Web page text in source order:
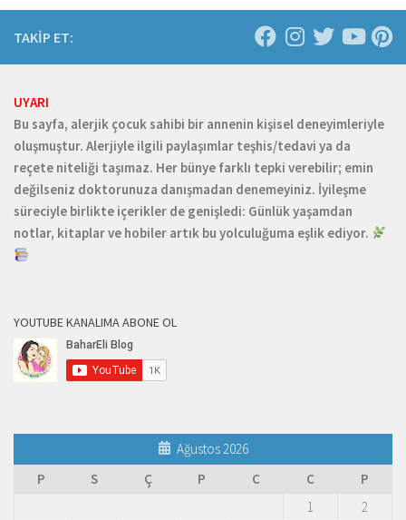
TAKİP ET:
UYARI
Bu sayfa, alerjik çocuk sahibi bir annenin kişisel deneyimleriyle
oluşmuştur. Alerjiyle ilgili paylaşımlar teşhis/tedavi ya da
reçete niteliği taşımaz. Her bünye farklı tepki verebilir; emin
değilseniz doktorunuza danışmadan denemeyiniz. İyileşme
süreciyle birlikte içerikler de genişledi: Günlük yaşamdan
notlar, kitaplar ve hobiler artık bu yolculuğuma eşlik ediyor.
YOUTUBE KANALIMA ABONE OL
Ağustos 2026
P
S Ç P C C
P
1
2